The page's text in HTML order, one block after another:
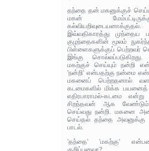
தந்தை தன் மகனுக்குச்
மகன்
கல்வியறிவுடையனாக்குதல்.
இவ்வதிகாரத்து முந்தைய
குழந்தைகளின் மூலம்
பிள்ளைகளுக்குப் பெற்றவர்
இங்கு
மகற்குச் செய்யும் நன்றி
'நன்றி' என்பதற்கு நன்மை
மகனைப் பெற்றதனால்
கடமைகளில் மிக்க பயனைத்
எதிரபாராமல்-கடமை
சிறந்தவன் ஆக
செய்வது நன்றி. மகனை
செய்தல் தந்தை அவனுக்கு
பாடல்.
'தந்தை' 'மகற்கு'
குறிப்பனவா?